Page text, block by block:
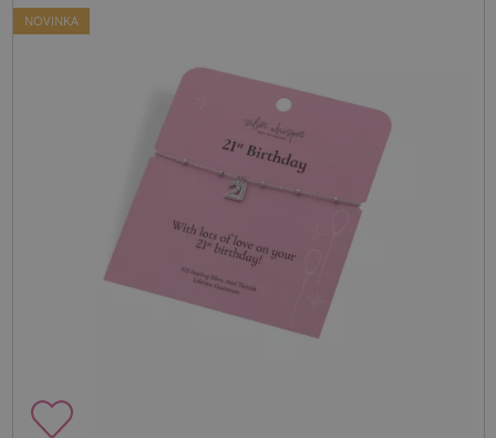
NOVINKA